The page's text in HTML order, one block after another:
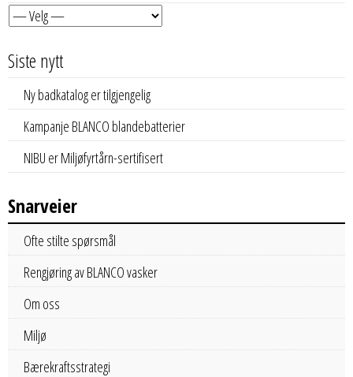
Siste nytt
Ny badkatalog er tilgjengelig
Kampanje BLANCO blandebatterier
NIBU er Miljøfyrtårn-sertifisert
Snarveier
Ofte stilte spørsmål
Rengjøring av BLANCO vasker
Om oss
Miljø
Bærekraftsstrategi